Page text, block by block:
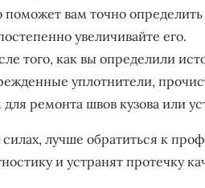
поможет вам точно
увеличивайте его.
того, как вы определили
уплотнители,
ремонта швов кузова или
лучше обратиться к
и устранят протечку